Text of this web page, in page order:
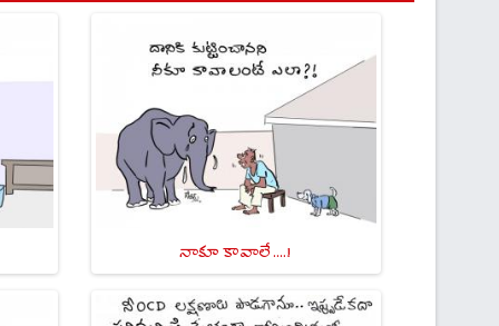
నాకూ కావాలే ....!